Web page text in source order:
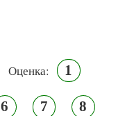
Оценка: 1
6 7 8